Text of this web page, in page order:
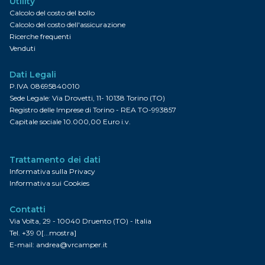
Calcolo del costo del bollo
Calcolo del costo dell'assicurazione
Ricerche frequenti
Venduti
Dati Legali
P.IVA 08695840010
Sede Legale: Via Drovetti, 11- 10138 Torino (TO)
Registro delle Imprese di Torino - REA TO-993857
Capitale sociale 10.000,00 Euro i.v.
Trattamento dei dati
Informativa sulla Privacy
Informativa sui Cookies
Contatti
Via Volta, 29 - 10040 Druento (TO) - Italia
Tel. +39 0[...mostra]
E-mail: andrea@vrcamper.it